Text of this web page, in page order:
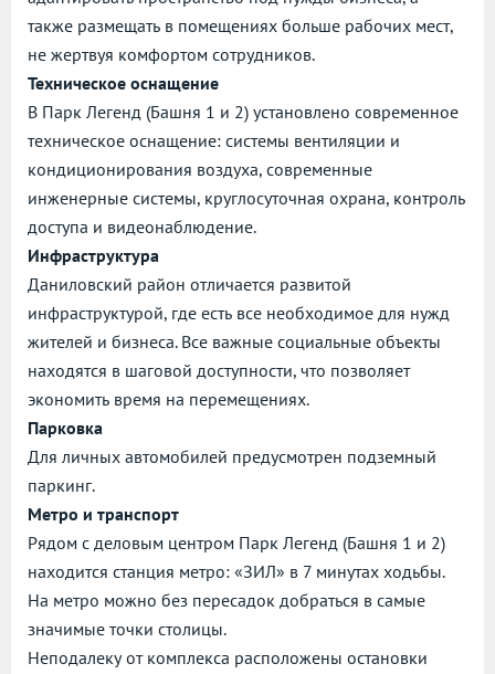
также размещать в помещениях больше рабочих мест,
не жертвуя комфортом сотрудников.
Техническое оснащение
В Парк Легенд (Башня 1 и 2) установлено современное
техническое оснащение: системы вентиляции и
кондиционирования воздуха, современные
инженерные системы, круглосуточная охрана, контроль
доступа и видеонаблюдение.
Инфраструктура
Даниловский район отличается развитой
инфраструктурой, где есть все необходимое для нужд
жителей и бизнеса. Все важные социальные объекты
находятся в шаговой доступности, что позволяет
экономить время на перемещениях.
Парковка
Для личных автомобилей предусмотрен подземный
паркинг.
Метро и транспорт
Рядом с деловым центром Парк Легенд (Башня 1 и 2)
находится станция метро: «ЗИЛ» в 7 минутах ходьбы.
На метро можно без пересадок добраться в самые
значимые точки столицы.
Неподалеку от комплекса расположены остановки